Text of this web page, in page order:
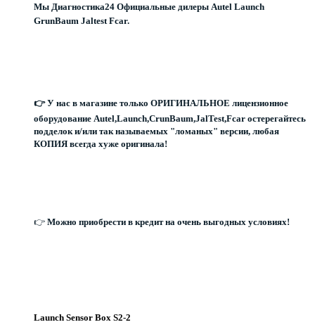
Мы Диагностика24 Официальные дилеры Autel Launch
GrunBaum Jaltest Fcar.
👉 У нас в магазине только ОРИГИНАЛЬНОЕ лицензионное
оборудование Autel,Launch,CrunBaum,JalTest,Fcar остерегайтесь
подделок и/или так называемых "ломаных" версии, любая
КОПИЯ всегда хуже оригинала!
👉 Можно приобрести в кредит на очень выгодных условиях!
Launch Sensor Box S2-2